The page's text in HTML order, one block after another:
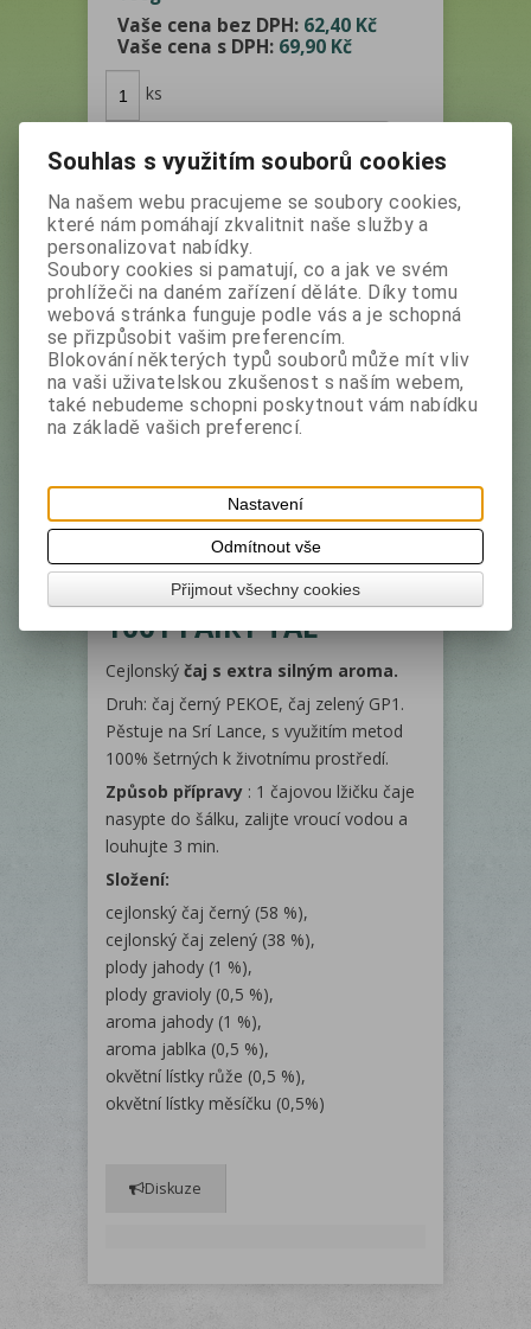
Vaše cena bez DPH: 62,40 Kč
Vaše cena s DPH: 69,90 Kč
ks
Přidat do košíku
Výrobce:Zylanica
Katalogové číslo: 25581
Skladem: 3 ks
EAN: 4791051235850
Dotaz na výrobek
Doporučit výrobek
Tisk
Čaj smíšený Listový
ZYLANICA PREMIUM
BLACK& GREEN TEA
1001 FAIRY TAL
Cejlonský čaj s extra silným aroma.
Druh: čaj černý PEKOE, čaj zelený GP1.
Pěstuje na Srí Lance, s využitím metod
100% šetrných k životnímu prostředí.
Způsob přípravy : 1 čajovou lžičku čaje
nasypte do šálku, zalijte vroucí vodou a
louhujte 3 min.
Složení:
cejlonský čaj černý (58 %),
cejlonský čaj zelený (38 %),
plody jahody (1 %),
plody gravioly (0,5 %),
aroma jahody (1 %),
aroma jablka (0,5 %),
okvětní lístky růže (0,5 %),
okvětní lístky měsíčku (0,5%)
Diskuze
Souhlas s využitím souborů cookies
Na našem webu pracujeme se soubory cookies,
které nám pomáhají zkvalitnit naše služby a
personalizovat nabídky.
Soubory cookies si pamatují, co a jak ve svém
prohlížeči na daném zařízení děláte. Díky tomu
webová stránka funguje podle vás a je schopná
se přizpůsobit vašim preferencím.
Blokování některých typů souborů může mít vliv
na vaši uživatelskou zkušenost s naším webem,
také nebudeme schopni poskytnout vám nabídku
na základě vašich preferencí.
Nastavení
Odmítnout vše
Přijmout všechny cookies